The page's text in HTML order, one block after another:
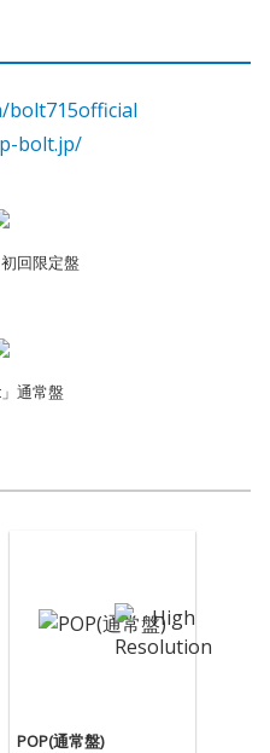
bolt.jp/
回限定盤
」通常盤
POP(通常盤)